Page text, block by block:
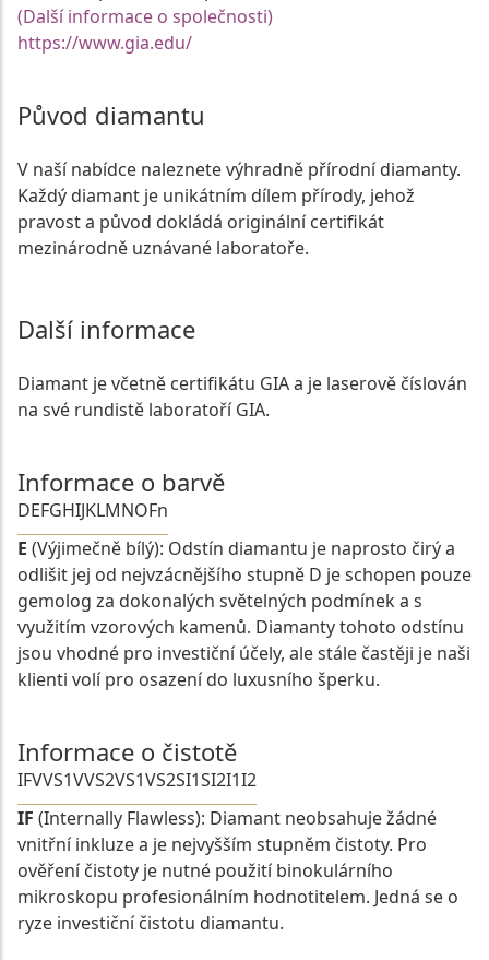
(Další informace o společnosti)
https://www.gia.edu/
Původ diamantu
V naší nabídce naleznete výhradně přírodní diamanty.
Každý diamant je unikátním dílem přírody, jehož
pravost a původ dokládá originální certifikát
mezinárodně uznávané laboratoře.
Další informace
Diamant je včetně certifikátu GIA a je laserově číslován
na své rundistě laboratoří GIA.
Informace o barvě
DEFGHIJKLMNOFn
E (Výjimečně bílý): Odstín diamantu je naprosto čirý a
odlišit jej od nejvzácnějšího stupně D je schopen pouze
gemolog za dokonalých světelných podmínek a s
využitím vzorových kamenů. Diamanty tohoto odstínu
jsou vhodné pro investiční účely, ale stále častěji je naši
klienti volí pro osazení do luxusního šperku.
Informace o čistotě
IFVVS1VVS2VS1VS2SI1SI2I1I2
IF (Internally Flawless): Diamant neobsahuje žádné
vnitřní inkluze a je nejvyšším stupněm čistoty. Pro
ověření čistoty je nutné použití binokulárního
mikroskopu profesionálním hodnotitelem. Jedná se o
ryze investiční čistotu diamantu.